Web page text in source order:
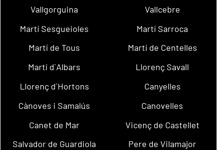
Vallgorguina
Vallcebre
Martí Sesgueioles
Martí Sarroca
Martí de Tous
Martí de Centelles
Martí d´Albars
Llorenç Savall
Llorenç d´Hortons
Canyelles
Cànoves i Samalús
Canovelles
Canet de Mar
Vicenç de Castellet
Salvador de Guardiola
Pere de Vilamajor